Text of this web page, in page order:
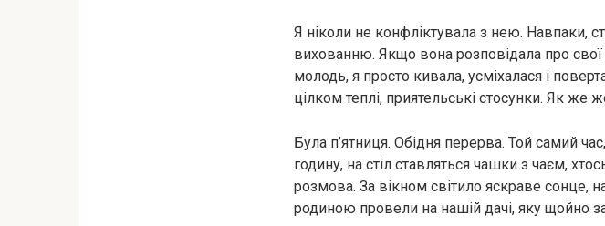
Я ніколи не конфліктувала з нею. Навпаки,
вихованню. Якщо вона розповідала про свої
молодь, я просто кивала, усміхалася і
цілком теплі, приятельські стосунки. Як же
Була п’ятниця. Обідня перерва. Той самий
годину, на стіл ставляться чашки з чаєм,
розмова. За вікном світило яскраве сонце,
родиною провели на нашій дачі, яку щойно